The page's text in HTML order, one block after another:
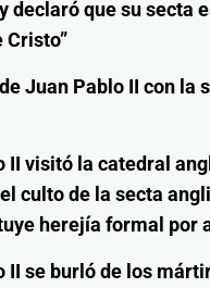
declaró que su secta
Cristo”
Juan Pablo II con la
II visitó la catedral
culto de la secta
herejía formal por
II se burló de los